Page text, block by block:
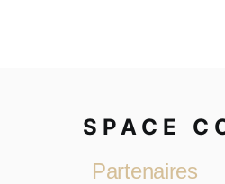
SPACE
Partenaires